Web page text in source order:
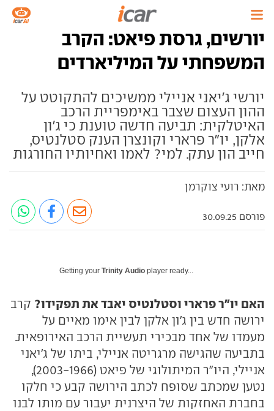
יורשים, גרסת פיאט: הקרב
המשפחתי על המיליארדים
יורשי ג'יאני אניילי ממשיכים להתקוטט על
ההון העצום שצבר באימפריית הרכב
האיטלקית: תביעה חדשה טוענת כי ג'ון
אלקן, יו"ר פרארי וקונצרן הענק סטלנטיס,
חייב הון עתק. למי? לאמו ואחיותיו החורגות
מאת: רועי צוקרמן
פורסם 30.09.25
Getting your Trinity Audio player ready...
האם יו"ר פרארי וסטלנטיס יאבד את תפקידו? קרב
ירושה חדש בין ג'ון אלקן לבין אימו מאיים על
מעמדו של אחד מבכירי תעשיית הרכב האירופאית.
בתביעה שהגישה מרגריטה אניילי, ביתו של ג'יאני
אניילי, היו"ר המיתולוגי של פיאט (2003-1966),
נטען שמכתב שסופח לכתב הירושה קבע כי חלקו
בחברת האחזקות של היצרנית יעבור עם מותו לבנו